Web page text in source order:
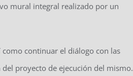
mural integral realizado por un
como continuar el diálogo con las
proyecto de ejecución del mismo.